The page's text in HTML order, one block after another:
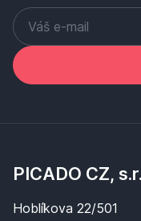
PICADO CZ,
Hoblíkova 22/501